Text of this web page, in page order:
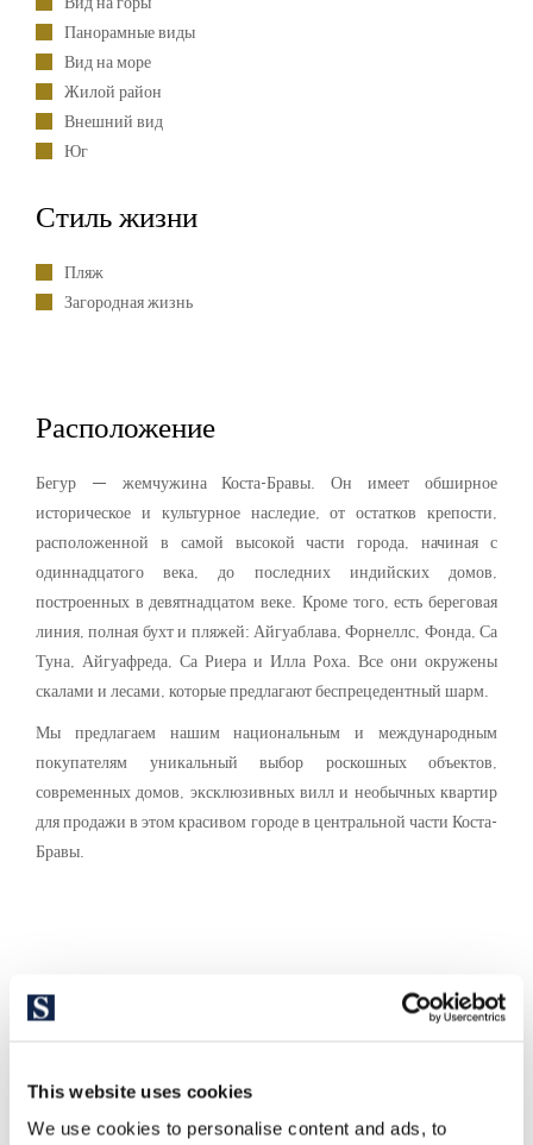
This website uses cookies
We use cookies to personalise content and ads, to
Панорамные виды
Вид на море
Жилой район
Внешний вид
Юг
Стиль жизни
Пляж
Загородная жизнь
Расположение
Бегур — жемчужина Коста-Бравы. Он имеет обширное
историческое и культурное наследие, от остатков крепости,
расположенной в самой высокой части города, начиная с
одиннадцатого века, до последних индийских домов,
построенных в девятнадцатом веке. Кроме того, есть береговая
линия, полная бухт и пляжей: Айгуаблава, Форнеллс, Фонда, Са
Туна, Айгуафреда, Са Риера и Илла Роха. Все они окружены
скалами и лесами, которые предлагают беспрецедентный шарм.
Мы предлагаем нашим национальным и международным
покупателям уникальный выбор роскошных объектов,
современных домов, эксклюзивных вилл и необычных квартир
для продажи в этом красивом городе в центральной части Коста-
Бравы.